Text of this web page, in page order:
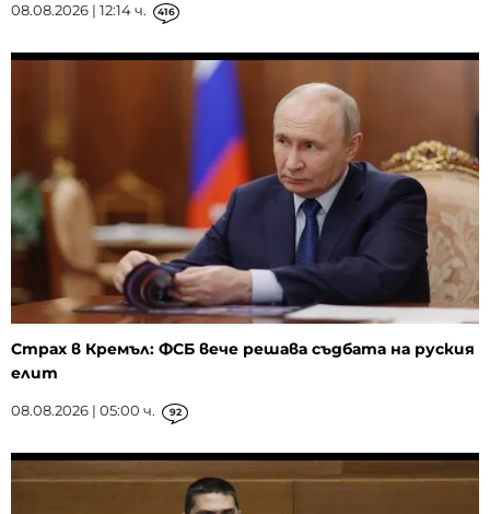
08.08.2026 | 12:14 ч. 416
Страх в Кремъл: ФСБ вече решава съдбата на руския
елит
08.08.2026 | 05:00 ч. 92